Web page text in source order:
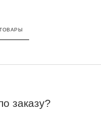
заказу?